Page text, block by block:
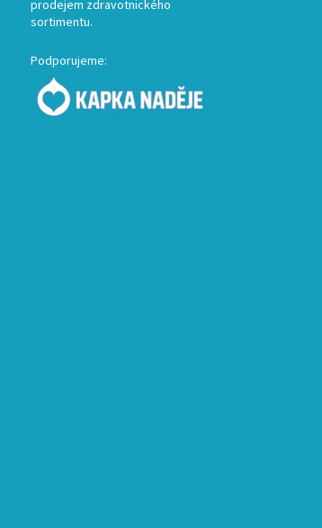
prodejem zdravotnického
sortimentu.
Podporujeme: